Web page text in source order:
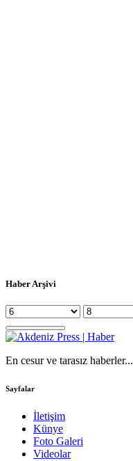
Haber Arşivi
En cesur ve tarasız haberler...
Sayfalar
İletişim
Künye
Foto Galeri
Videolar